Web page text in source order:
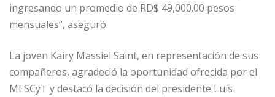
ingresando un promedio de RD$ 49,000.00 pesos
mensuales”, aseguró.
La joven Kairy Massiel Saint, en representación de sus
compañeros, agradeció la oportunidad ofrecida por el
MESCyT y destacó la decisión del presidente Luis